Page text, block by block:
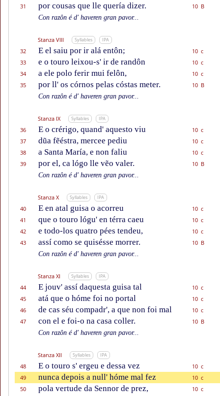
31
por cousas que lle quería dizer.
10 B
Con razôn é d' haveren gran pavor...
Stanza VIII Syllables IPA
32 E el saiu por ir alá entôn;
10 c
33
e o touro leixou-s' ir de randôn
10 c
34
a ele polo ferir mui felôn,
10 c
35
por ll' os córnos pelas cóstas meter.
10 B
Con razôn é d' haveren gran pavor...
Stanza IX Syllables IPA
36 E o crérigo, quand' aquesto viu
10 c
37
dũa fẽéstra, mercee pediu
10 c
38
a Santa María, e non faliu
10 c
39
por el, ca lógo lle vẽo valer.
10 B
Con razôn é d' haveren gran pavor...
Stanza X Syllables IPA
40 E en atal guisa o acorreu
10 c
41
que o touro lógu' en térra caeu
10 c
42
e todo-los quatro pées tendeu,
10 c
43
assí como se quisésse morrer.
10 B
Con razôn é d' haveren gran pavor...
Stanza XI Syllables IPA
44 E jouv' assí daquesta guisa tal
10 c
45
atá que o hóme foi no portal
10 c
46
de cas séu compadr', a que non foi mal
10 c
47
con el e foi-o na casa coller.
10 B
Con razôn é d' haveren gran pavor...
Stanza XII Syllables IPA
48 E o touro s' ergeu e dessa vez
10 c
49
nunca depois a null' hóme mal fez
10 c
50
pola vertude da Sennor de prez, 10 c